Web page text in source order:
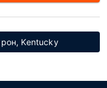
Kentucky